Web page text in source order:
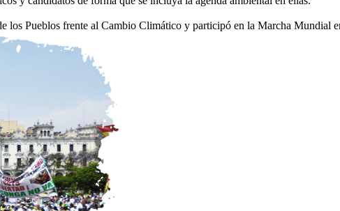
Pueblos frente al Cambio Climático y participó en la Marcha Mundial